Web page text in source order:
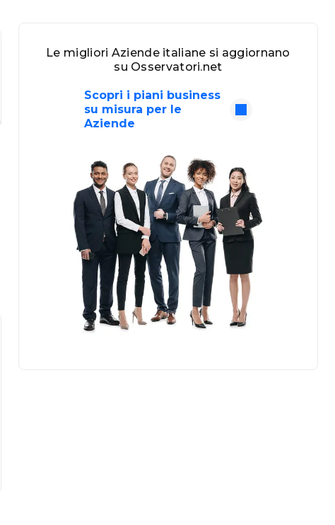
Le migliori Aziende italiane si aggiornano
su Osservatori.net
Scopri i piani business
su misura per le
Aziende